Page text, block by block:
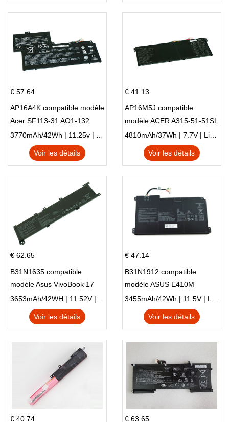
€ 57.64
AP16A4K compatible modèle
Acer SF113-31 AO1-132
NE132
3770mAh/42Wh | 11.25v | Li-ion ...
Voir les détails
€ 41.13
AP16M5J compatible
modèle ACER A315-51-51SL
N17Q1 SERIES
4810mAh/37Wh | 7.7V | Li-ion ...
Voir les détails
€ 62.65
B31N1635 compatible
modèle Asus VivoBook 17
X705NC X705UA X705UV
X705UN X705UD
3653mAh/42WH | 11.52V | Li-ion ...
Voir les détails
€ 47.14
B31N1912 compatible
modèle ASUS E410M
E410MA L410MA
3455mAh/42Wh | 11.5V | Li-ion ...
Voir les détails
€ 40.74
€ 63.65